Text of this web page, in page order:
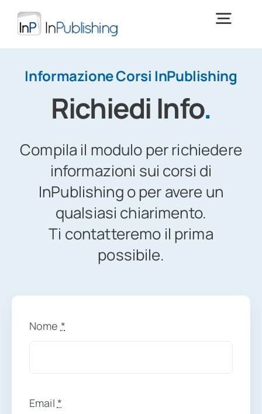
contenuto
Digital Publishing
Cos’è InPublishing
Download > PROVA INPUBLISHING <
Training
News e focus
Informazione Corsi InPublishing
Richiedi Info.
Compila il modulo per richiedere
informazioni sui corsi di
InPublishing o per avere un
qualsiasi chiarimento.
Ti contatteremo il prima
possibile.
Nome *
Email *